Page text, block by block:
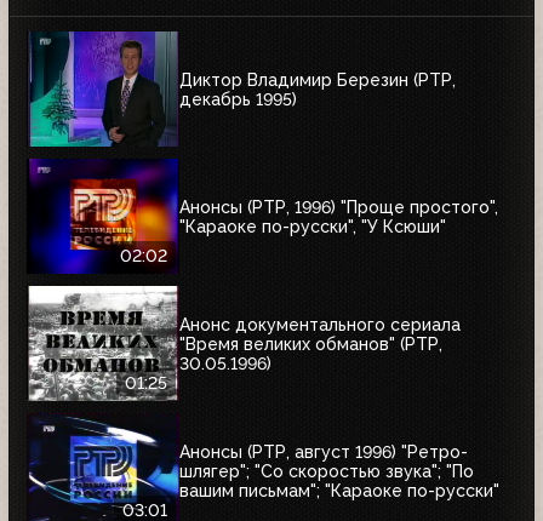
Диктор Владимир Березин (РТР,
декабрь 1995)
02:02
Анонсы (РТР, 1996) "Проще простого",
"Караоке по-русски", "У Ксюши"
01:25
Анонс документального сериала
"Время великих обманов" (РТР,
30.05.1996)
03:01
Анонсы (РТР, август 1996) "Ретро-
шлягер"; "Со скоростью звука"; "По
вашим письмам"; "Караоке по-русски"